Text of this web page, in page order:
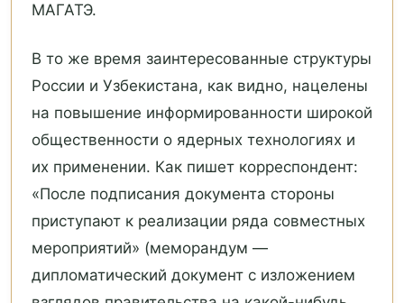
МАГАТЭ.
В то же время заинтересованные структуры
России и Узбекистана, как видно, нацелены
на повышение информированности широкой
общественности о ядерных технологиях и
их применении. Как пишет корреспондент:
«После подписания документа стороны
приступают к реализации ряда совместных
мероприятий» (меморандум —
дипломатический документ с изложением